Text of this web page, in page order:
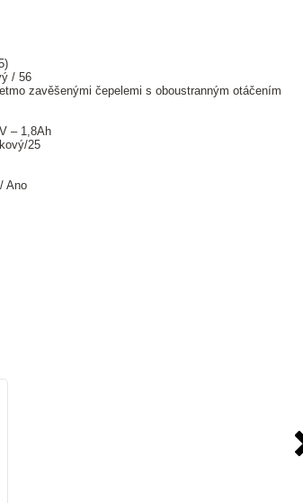
/ 56
zavěšenými čepelemi s oboustranným otáčením
– 1,8Ah
25
Ano